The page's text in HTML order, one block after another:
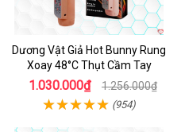
Dương Vật Giả Hot Bunny Rung
Xoay 48°C Thụt Cầm Tay
1.030.000₫ 1.256.000₫
(954)